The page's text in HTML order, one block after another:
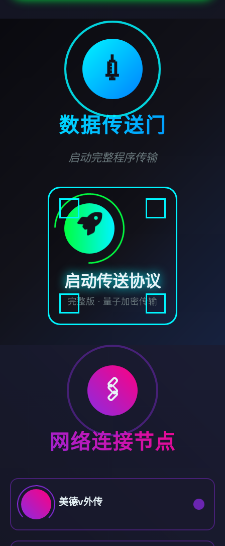
💉
数据传送门
启动完整程序传输
启动传送协议
完整版 · 量子加密传输
🖇️
网络连接节点
美德v外传